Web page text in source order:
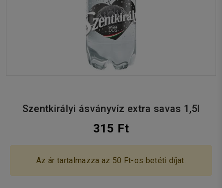
Szentkirályi ásványvíz extra savas 1,5l
315 Ft
Az ár tartalmazza az 50 Ft-os betéti díjat.